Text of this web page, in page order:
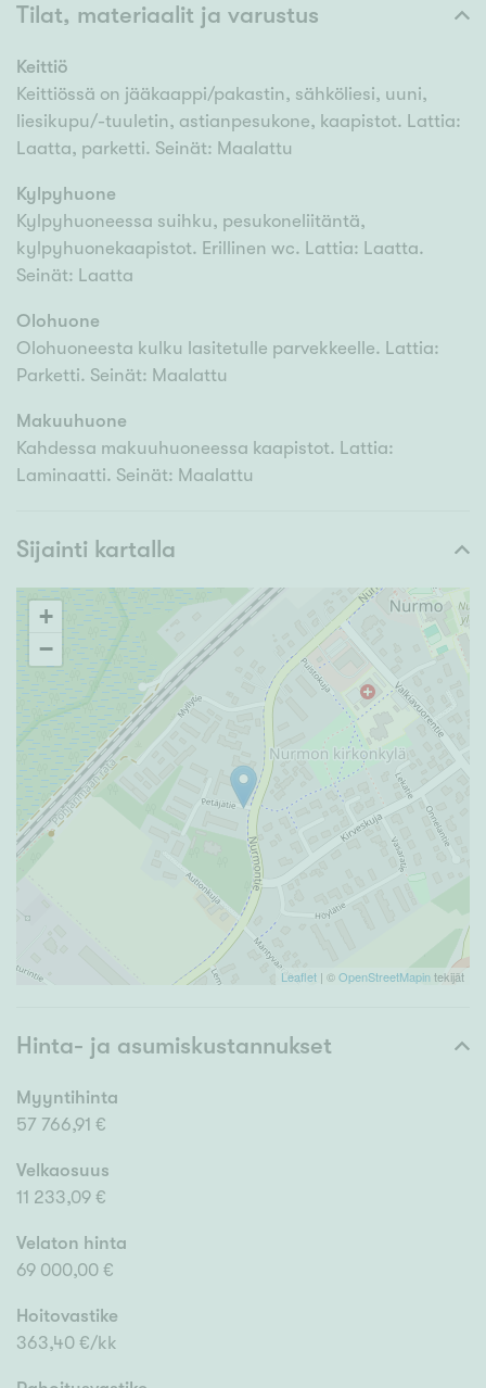
Tilat, materiaalit ja varustus
Keittiö
Keittiössä on jääkaappi/pakastin, sähköliesi, uuni,
liesikupu/-tuuletin, astianpesukone, kaapistot. Lattia:
Laatta, parketti. Seinät: Maalattu
Kylpyhuone
Kylpyhuoneessa suihku, pesukoneliitäntä,
kylpyhuonekaapistot. Erillinen wc. Lattia: Laatta.
Seinät: Laatta
Olohuone
Olohuoneesta kulku lasitetulle parvekkeelle. Lattia:
Parketti. Seinät: Maalattu
Makuuhuone
Kahdessa makuuhuoneessa kaapistot. Lattia:
Laminaatti. Seinät: Maalattu
Sijainti kartalla
+
−
Leaflet | ©OpenStreetMapintekijät
Hinta- ja asumiskustannukset
Myyntihinta
57 766,91 €
Velkaosuus
11 233,09 €
Velaton hinta
69 000,00 €
Hoitovastike
363,40 €/kk